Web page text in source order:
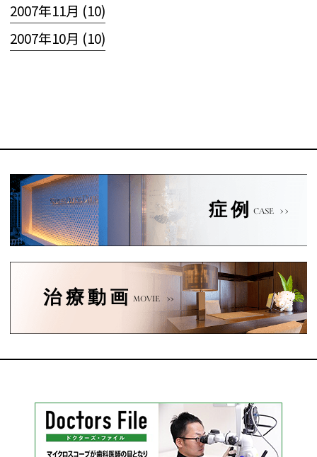
2007年11月 (10)
2007年10月 (10)
症例 CASE
治療動画 MOVIE